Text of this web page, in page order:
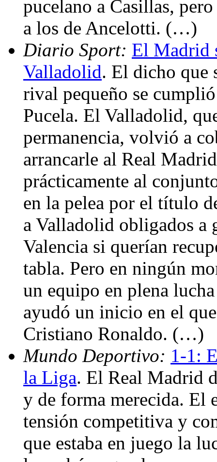
pucelano a Casillas,
a los de Ancelotti. (…)
Diario Sport: El Madrid
Valladolid. El dicho que
rival pequeño se
Pucela. El Valladolid,
permanencia, volvió a
arrancarle al Real
prácticamente al
en la pelea por el título
a Valladolid obligados a
Valencia si querían
tabla. Pero en ningún
un equipo en plena
ayudó un inicio en el
Cristiano Ronaldo. (…)
Mundo Deportivo: 1-1:
la Liga. El Real Madrid
y de forma merecida. El
tensión competitiva y
que estaba en juego la